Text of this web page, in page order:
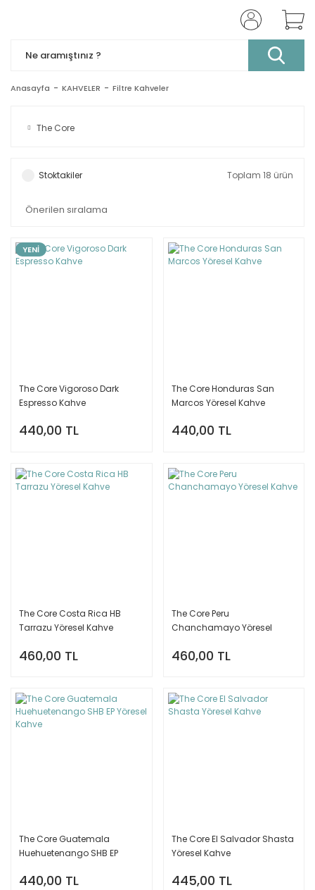
Anasayfa KAHVELER Filtre Kahveler
The Core
Stoktakiler Toplam 18 ürün
YENİ
The Core Vigoroso Dark
Espresso Kahve
440,00 TL
The Core Honduras San
Marcos Yöresel Kahve
440,00 TL
The Core Costa Rica HB
Tarrazu Yöresel Kahve
460,00 TL
The Core Peru
Chanchamayo Yöresel
460,00 TL
The Core Guatemala
Huehuetenango SHB EP
440,00 TL
The Core El Salvador Shasta
Yöresel Kahve
445,00 TL